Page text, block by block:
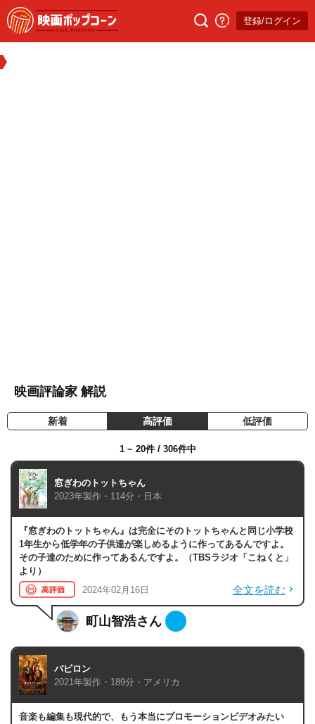
登録/ログイン
映画評論家 解説
新着 高評価 低評価
1 ~ 20件 / 306件中
窓ぎわのトットちゃん
2023年製作・114分・日本
『窓ぎわのトットちゃん』は完全にそのトットちゃんと同じ小学校
1年生から低学年の子供達が楽しめるように作ってあるんですよ。
その子達のために作ってあるんですよ。（TBSラジオ「こねくと」
より）
2024年02月16日
全文を読む
町山智浩さん
バビロン
2021年製作・189分・アメリカ
音楽も編集も現代的で、もう本当にプロモーションビデオみたい